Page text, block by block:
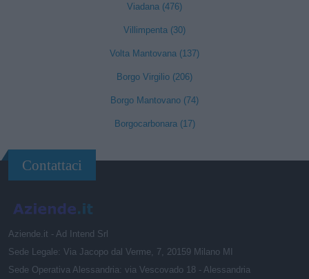
Viadana (476)
Villimpenta (30)
Volta Mantovana (137)
Borgo Virgilio (206)
Borgo Mantovano (74)
Borgocarbonara (17)
Contattaci
Aziende.it - Ad Intend Srl
Sede Legale: Via Jacopo dal Verme, 7, 20159 Milano MI
Sede Operativa Alessandria: via Vescovado 18 - Alessandria